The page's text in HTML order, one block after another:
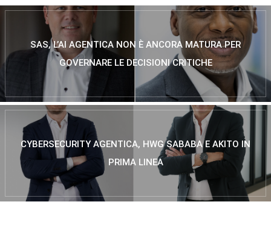
SAS, L’AI AGENTICA NON È ANCORA MATURA PER
GOVERNARE LE DECISIONI CRITICHE
CYBERSECURITY AGENTICA, HWG SABABA E AKITO IN
PRIMA LINEA